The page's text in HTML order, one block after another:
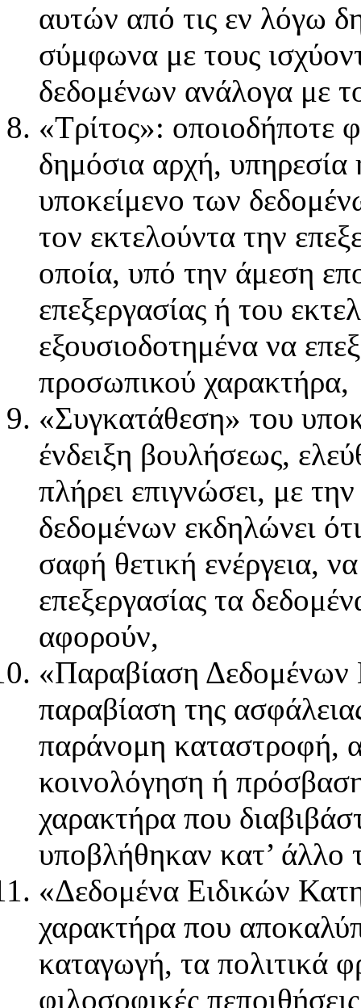
αυτών από τις εν λόγω
σύμφωνα με τους
δεδομένων ανάλογα με
«Τρίτος»: οποιοδήποτε
δημόσια αρχή, υπηρεσία
υποκείμενο των
τον εκτελούντα την
οποία, υπό την άμεση
επεξεργασίας ή του
εξουσιοδοτημένα να
προσωπικού χαρακτήρα,
«Συγκατάθεση» του
ένδειξη βουλήσεως,
πλήρει επιγνώσει, με
δεδομένων εκδηλώνει
σαφή θετική ενέργεια,
επεξεργασίας τα
αφορούν,
«Παραβίαση
παραβίαση της
παράνομη καταστροφή,
κοινολόγηση ή
χαρακτήρα που
υποβλήθηκαν κατ’ άλλο
«Δεδομένα Ειδικών
χαρακτήρα που
καταγωγή, τα πολιτικά
φιλοσοφικές